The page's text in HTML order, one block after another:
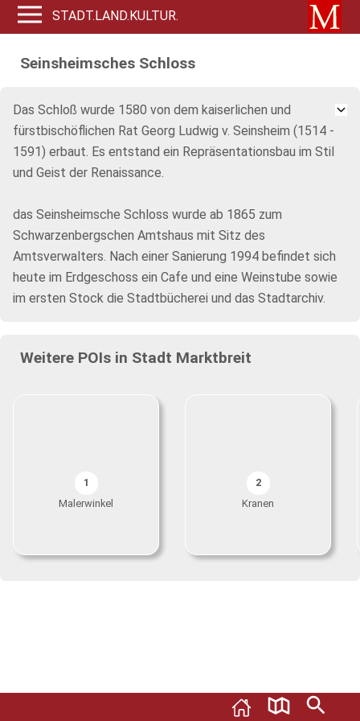
STADT.LAND.KULTUR.
Seinsheimsches Schloss
Das Schloß wurde 1580 von dem kaiserlichen und
fürstbischöflichen Rat Georg Ludwig v. Seinsheim (1514 -
1591) erbaut. Es entstand ein Repräsentationsbau im Stil
und Geist der Renaissance.
das Seinsheimsche Schloss wurde ab 1865 zum
Schwarzenbergschen Amtshaus mit Sitz des
Amtsverwalters. Nach einer Sanierung 1994 befindet sich
heute im Erdgeschoss ein Cafe und eine Weinstube sowie
im ersten Stock die Stadtbücherei und das Stadtarchiv.
Weitere POIs in Stadt Marktbreit
1
Malerwinkel
2
Kranen